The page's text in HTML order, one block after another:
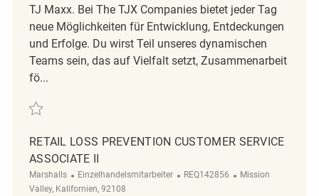
TJ Maxx. Bei The TJX Companies bietet jeder Tag
neue Möglichkeiten für Entwicklung, Entdeckungen
und Erfolge. Du wirst Teil unseres dynamischen
Teams sein, das auf Vielfalt setzt, Zusammenarbeit
fö...
Retten Retail Loss Prevention Associate II REQ136787
RETAIL LOSS PREVENTION CUSTOMER SERVICE
ASSOCIATE II
Marshalls Kategorie
Einzelhandelsmitarbeiter ReqId
REQ142856 Ort
Mission
Valley, Kalifornien, 92108